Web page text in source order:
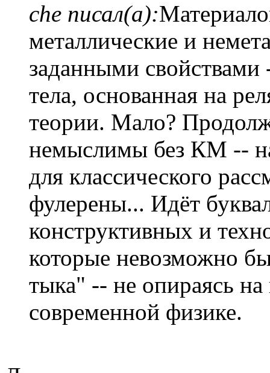
che писал(а):
металлические и
заданными свойствами
тела, основанная на
теории. Мало?
немыслимы без КМ --
для классического
фулерены... Идёт
конструктивных и
которые невозможно
тыка" -- не опираясь на
современной физике.